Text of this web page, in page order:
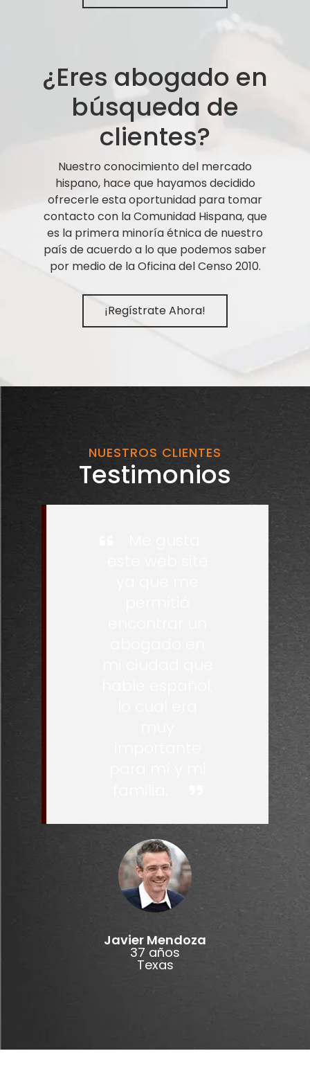
¿Eres abogado en
búsqueda de
clientes?
Nuestro conocimiento del mercado
hispano, hace que hayamos decidido
ofrecerle esta oportunidad para tomar
contacto con la Comunidad Hispana, que
es la primera minoría étnica de nuestro
país de acuerdo a lo que podemos saber
por medio de la Oficina del Censo 2010.
¡Regístrate Ahora!
NUESTROS CLIENTES
Testimonios
Javier Mendoza
37 años
Texas